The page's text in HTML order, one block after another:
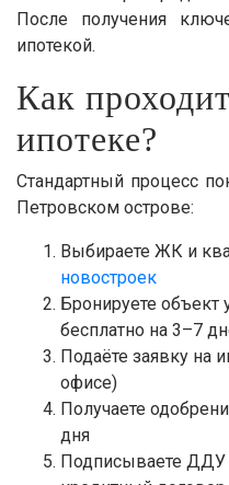
После получения
ипотекой.
Как
ипотеке?
Стандартный процесс
Петровском острове:
Выбираете ЖК и
новостроек
Бронируете объект
бесплатно на 3–7
Подаёте заявку на
офисе)
Получаете
дня
Подписываете ДДУ